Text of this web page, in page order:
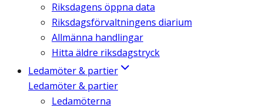
Riksdagens öppna data
Riksdagsförvaltningens diarium
Allmänna handlingar
Hitta äldre riksdagstryck
Ledamöter & partier
Ledamöter & partier
Ledamöterna